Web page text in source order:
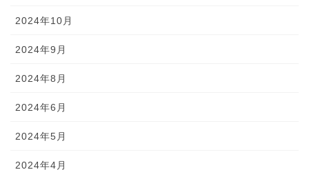
2024年10月
2024年9月
2024年8月
2024年6月
2024年5月
2024年4月